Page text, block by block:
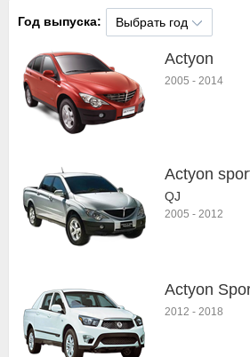
Год выпуска: Выбрать год
Actyon
2005 - 2014
Actyon
QJ
2005 - 2012
Actyon
2012 - 2018